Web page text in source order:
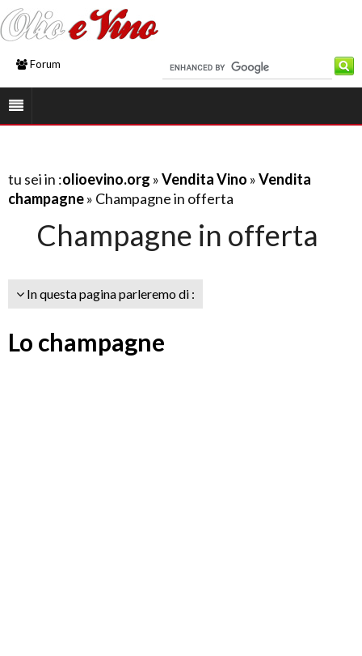
Forum
tu sei in :olioevino.org »Vendita Vino »Vendita
champagne» Champagne in offerta
Champagne in offerta
In questa pagina parleremo di :
Lo champagne